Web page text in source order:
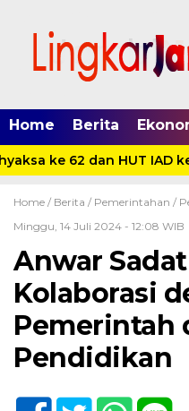
Home Berita
ke 62 dan HUT IAD
Home / Berita / Pemerintahan /
Minggu, 14 Juli 2024 - 12:08 WIB
Anwar
Kolaborasi
Pemerintah
Pendidikan